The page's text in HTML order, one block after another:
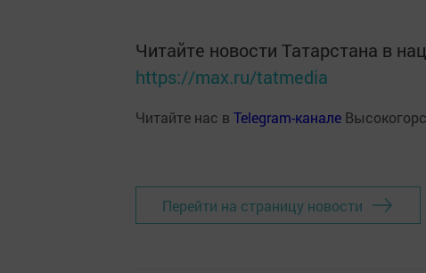
Читайте новости Татарстана в
https://max.ru/tatmedia
Читайте нас в Telegram-канале
Перейти на страницу новости